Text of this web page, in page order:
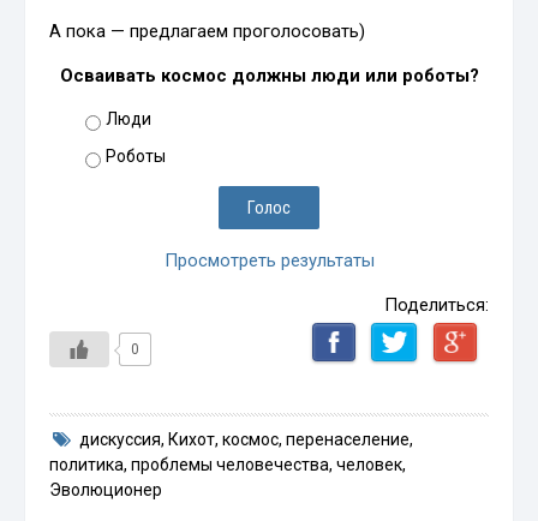
А пока — предлагаем проголосовать)
Осваивать космос должны люди или роботы?
Люди
Роботы
Просмотреть результаты
Поделиться:
0
дискуссия, Кихот, космос, перенаселение,
политика,проблемы человечества,человек,
Эволюционер